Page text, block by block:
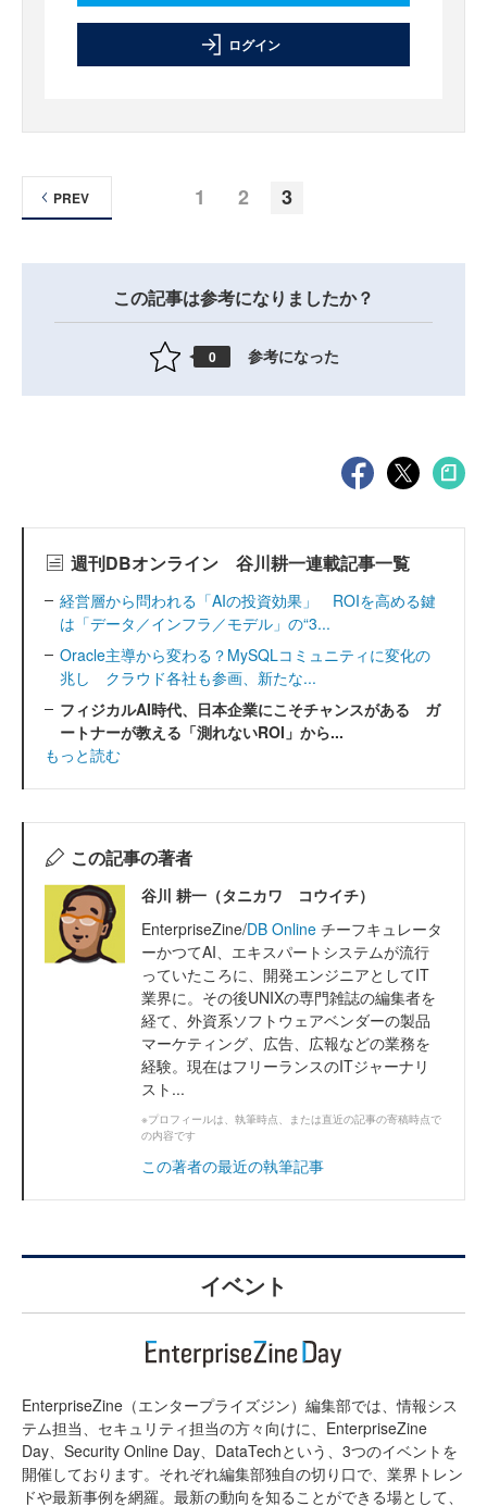
ログイン
1 2 3
PREV
この記事は参考になりましたか？
0 参考になった
週刊DBオンライン 谷川耕一連載記事一覧
経営層から問われる「AIの投資効果」 ROIを高める鍵
は「データ／インフラ／モデル」の“3...
Oracle主導から変わる？MySQLコミュニティに変化の
兆し クラウド各社も参画、新たな...
フィジカルAI時代、日本企業にこそチャンスがある ガ
ートナーが教える「測れないROI」から...
もっと読む
この記事の著者
谷川 耕一（タニカワ コウイチ）
EnterpriseZine/DB Online チーフキュレータ
ーかつてAI、エキスパートシステムが流行
っていたころに、開発エンジニアとしてIT
業界に。その後UNIXの専門雑誌の編集者を
経て、外資系ソフトウェアベンダーの製品
マーケティング、広告、広報などの業務を
経験。現在はフリーランスのITジャーナリ
スト...
※プロフィールは、執筆時点、または直近の記事の寄稿時点で
の内容です
この著者の最近の執筆記事
イベント
EnterpriseZine（エンタープライズジン）編集部では、情報シス
テム担当、セキュリティ担当の方々向けに、EnterpriseZine
Day、Security Online Day、DataTechという、3つのイベントを
開催しております。それぞれ編集部独自の切り口で、業界トレン
ドや最新事例を網羅。最新の動向を知ることができる場として、